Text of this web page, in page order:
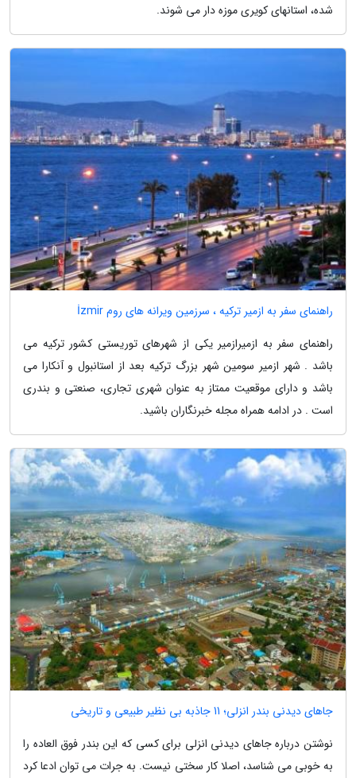
شده، استانهای کویری موزه دار می شوند.
راهنمای سفر به ازمیر ترکیه ، سرزمین ویرانه های روم İzmir
راهنمای سفر به ازمیرازمیر یکی از شهرهای توریستی کشور ترکیه می
باشد . شهر ازمیر سومین شهر بزرگ ترکیه بعد از استانبول و آنکارا می
باشد و دارای موقعیت ممتاز به عنوان شهری تجاری، صنعتی و بندری
است . در ادامه همراه مجله خبرنگاران باشید.
جاهای دیدنی بندر انزلی؛ 11 جاذبه بی نظیر طبیعی و تاریخی
نوشتن درباره جاهای دیدنی انزلی برای کسی که این بندر فوق العاده را
به خوبی می شناسد، اصلا کار سختی نیست. به جرات می توان ادعا کرد